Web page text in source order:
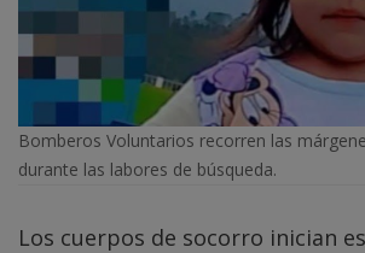
Bomberos Voluntarios recorren las
durante las labores de búsqueda.
Los cuerpos de socorro inician